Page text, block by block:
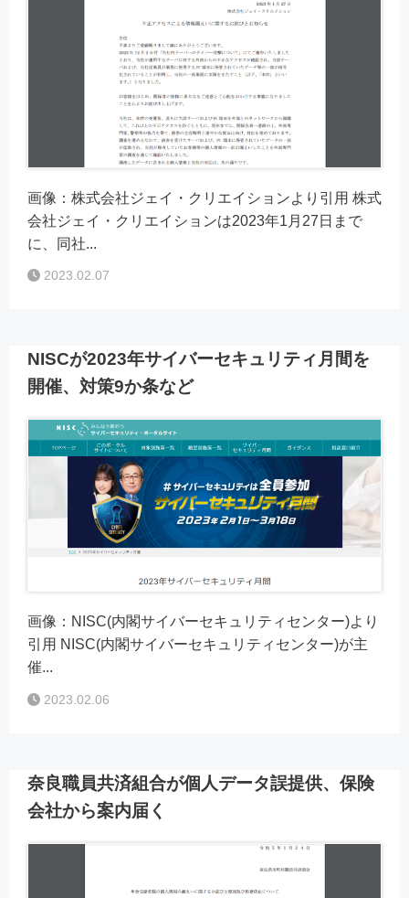
画像：株式会社ジェイ・クリエイションより引用 株式
会社ジェイ・クリエイションは2023年1月27日まで
に、同社...
2023.02.07
NISCが2023年サイバーセキュリティ月間を
開催、対策9か条など
画像：NISC(内閣サイバーセキュリティセンター)より
引用 NISC(内閣サイバーセキュリティセンター)が主
催...
2023.02.06
奈良職員共済組合が個人データ誤提供、保険
会社から案内届く